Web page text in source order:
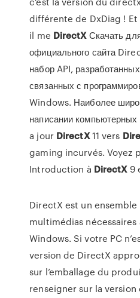
différente de DxDiag !
il me DirectXСкачать
официального сайта
набор API,
связанных с
Windows. Наиболее
написании компьютерных
a jour DirectX11 vers
gaming incurvés. Voyez
Introduction à DirectX9
DirectX est un
multimédias
Windows. Si votre PC
version de DirectX
sur l’emballage du
renseigner sur la version